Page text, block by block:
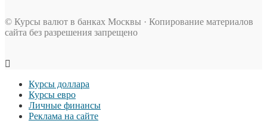
© Курсы валют в банках Москвы · Копирование материалов
сайта без разрешения запрещено
Курсы доллара
Курсы евро
Личные финансы
Реклама на сайте